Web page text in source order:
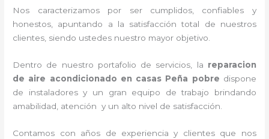
Nos caracterizamos por ser cumplidos, confiables y
honestos, apuntando a la satisfacción total de nuestros
clientes, siendo ustedes nuestro mayor objetivo.
Dentro de nuestro portafolio de servicios, la reparacion
de aire acondicionado en casas Peña pobre dispone
de instaladores y un gran equipo de trabajo brindando
amabilidad, atención y un alto nivel de satisfacción.
Contamos con años de experiencia y clientes que nos